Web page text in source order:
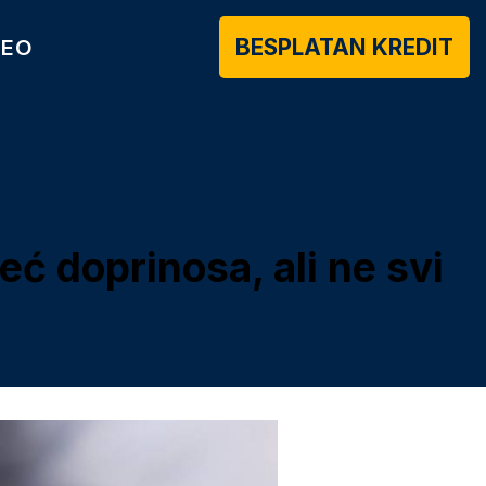
BESPLATAN KREDIT
doprinosa, ali ne svi